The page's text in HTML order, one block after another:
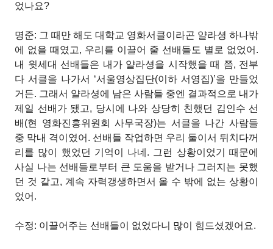
었나요?
명준: 그 때만 해도 대학교 영화서클이라곤 얄라셩 하나밖
에 없을 때였고, 우리를 이끌어 줄 선배들도 별로 없었어.
내 윗세대 선배들은 내가 얄라셩을 시작했을 때 쯤, 전부
다 서클을 나가서 ‘서울영상집단(이하 서영집)’을 만들었
거든. 그래서 얄라셩에 남은 사람들 중엔 결과적으로 내가
제일 선배가 됐고, 당시에 나와 상당히 친했던 김인수 선
배(현 영화진흥위원회 사무국장)는 서클을 나간 사람들
중 막내 격이였어. 선배들 작업하면 우리 둘이서 뒤치다꺼
리를 많이 했었던 기억이 나네. 그런 상황이었기 때문에
사실 나는 선배들로부터 큰 도움을 받거나 그러지는 못했
던 것 같고, 계속 자력갱생하면서 올 수 밖에 없는 상황이
었어.
수정: 이끌어주는 선배들이 없었다니 많이 힘드셨겠어요.